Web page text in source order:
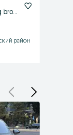
bron
район